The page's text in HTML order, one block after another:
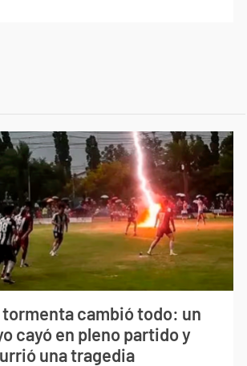
tormenta cambió todo: un
cayó en pleno partido y
una tragedia